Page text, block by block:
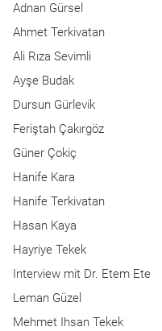
Adnan Gürsel
Ahmet Terkivatan
Ali Rıza Sevimli
Ayşe Budak
Dursun Gürlevik
Feriştah Çakırgöz
Güner Çokiç
Hanife Kara
Hanife Terkivatan
Hasan Kaya
Hayriye Tekek
Interview mit Dr. Etem Ete
Leman Güzel
Mehmet Ihsan Tekek